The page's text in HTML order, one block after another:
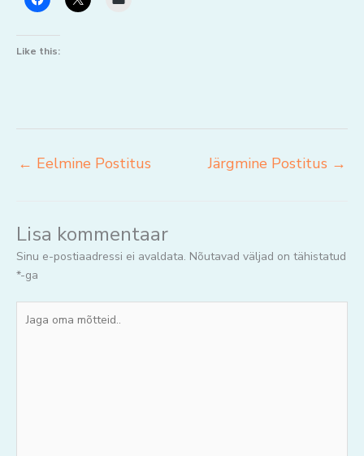
Like this:
← Eelmine Postitus Järgmine Postitus →
Lisa kommentaar
Sinu e-postiaadressi ei avaldata. Nõutavad väljad on tähistatud
*-ga
oma